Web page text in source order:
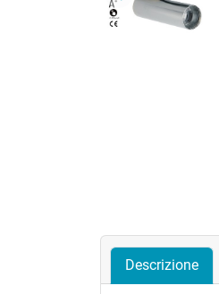
Descrizione